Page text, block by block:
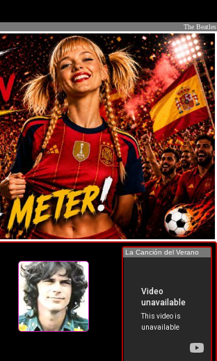
The Beatles
La Canción del Verano